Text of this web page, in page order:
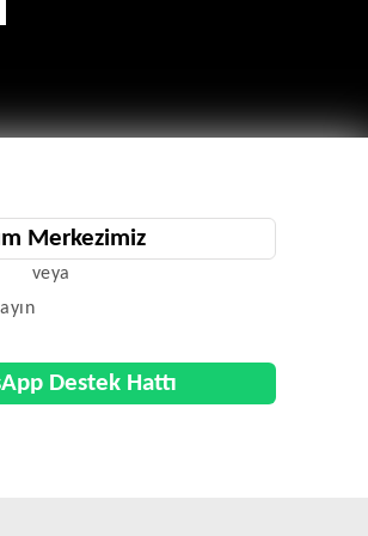
Merkezimiz
veya
Destek Hattı